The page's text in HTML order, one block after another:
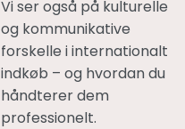
Vi ser også på kulturelle
og kommunikative
forskelle i internationalt
indkøb – og hvordan du
håndterer dem
professionelt.